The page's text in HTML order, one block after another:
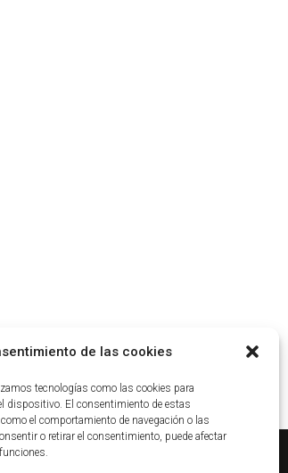
de las cookies
tecnologías como las cookies para
dispositivo. El consentimiento de estas
el comportamiento de navegación o las
o retirar el consentimiento, puede afectar